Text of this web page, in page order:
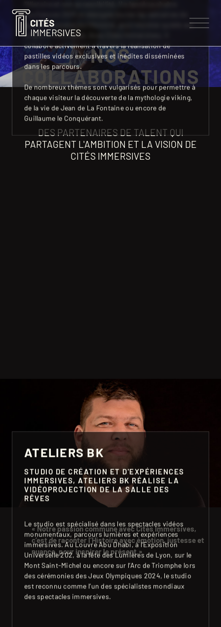
NOS CITÉS
CONCEPT
LES CITÉS IMMERSIVES
NOS EXPERTISES
LES SAVOIR-FAIRE
A PROPOS
NOS
COLLABORATIONS
DES PARTENAIRES DE TALENT QUI
PARTAGENT L'AMBITION ET LA VISION DE
CITÉS IMMERSIVES
YouTube en 2014 et décrypte toutes les semaines de
grands épisodes de l’Histoire, pour montrer qu’elle est
toujours d’actualité. Avec Cités Immersives, il
collabore activement à travers la réalisation de
pastilles vidéos exclusives et inédites disséminées
dans les parcours.
De nombreux thèmes sont vulgarisés pour permettre à
chaque visiteur la découverte de la mythologie viking,
de la vie de Jean de La Fontaine ou encore de
Guillaume le Conquérant.
« Notre passion commune avec Cités Immersives,
c’est de raconter l’Histoire avec émotion, justesse et
nuance, pour inspirer le présent.»
ATELIERS BK
STUDIO DE CRÉATION ET D'EXPÉRIENCES
IMMERSIVES, ATELIERS BK RÉALISE LA
VIDÉOPROJECTION DE LA SALLE DES
RÊVES
Le studio est spécialisé dans les spectacles vidéos
monumentaux, parcours lumières et expériences
immersives. Au Louvre Abu Dhabi, à l’Exposition
Universelle 202, à la fête des Lumières de Lyon, sur le
Mont Saint-Michel ou encore sur l’Arc de Triomphe lors
des cérémonies des Jeux Olympiques 2024, le studio
est reconnu comme l’un des spécialistes mondiaux
des spectacles immersives.